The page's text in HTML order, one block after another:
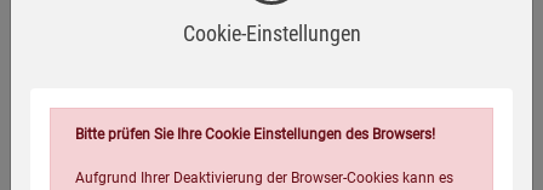
Premiumqualität: sorgfältige Herstellung und geprüfte
Kopp Vital – weil Gesundheit eine Entscheidung ist.
Cookie-Einstellungen
Bitte prüfen Sie Ihre Cookie Einstellungen des Browsers!
Aufgrund Ihrer Deaktivierung der Browser-Cookies kann es